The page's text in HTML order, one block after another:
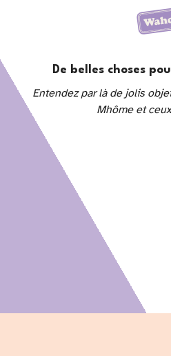
De belles choses
Entendez par là de jolis
Mhôme et